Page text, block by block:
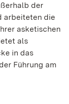
der
arbeiteten die
asketischen
als
in das
Führung am